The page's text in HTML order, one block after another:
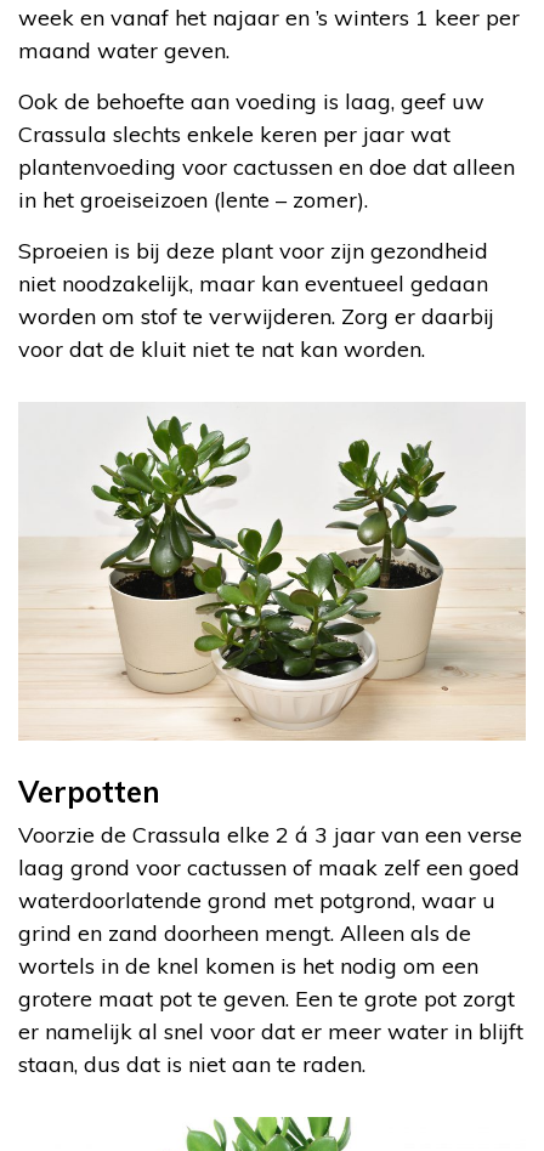
week en vanaf het najaar en ’s winters 1 keer per
maand water geven.
Ook de behoefte aan voeding is laag, geef uw
Crassula slechts enkele keren per jaar wat
plantenvoeding voor cactussen en doe dat alleen
in het groeiseizoen (lente – zomer).
Sproeien is bij deze plant voor zijn gezondheid
niet noodzakelijk, maar kan eventueel gedaan
worden om stof te verwijderen. Zorg er daarbij
voor dat de kluit niet te nat kan worden.
Verpotten
Voorzie de Crassula elke 2 á 3 jaar van een verse
laag grond voor cactussen of maak zelf een goed
waterdoorlatende grond met potgrond, waar u
grind en zand doorheen mengt. Alleen als de
wortels in de knel komen is het nodig om een
grotere maat pot te geven. Een te grote pot zorgt
er namelijk al snel voor dat er meer water in blijft
staan, dus dat is niet aan te raden.